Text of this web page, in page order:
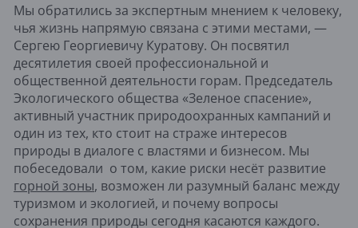
Мы обратились за экспертным мнением к человеку,
чья жизнь напрямую связана с этими местами, —
Сергею Георгиевичу Куратову. Он посвятил
десятилетия своей профессиональной и
общественной деятельности горам. Председатель
Экологического общества «Зеленое спасение»,
активный участник природоохранных кампаний и
один из тех, кто стоит на страже интересов
природы в диалоге с властями и бизнесом. Мы
побеседовали о том, какие риски несёт развитие
горной зоны, возможен ли разумный баланс между
туризмом и экологией, и почему вопросы
сохранения природы сегодня касаются каждого.